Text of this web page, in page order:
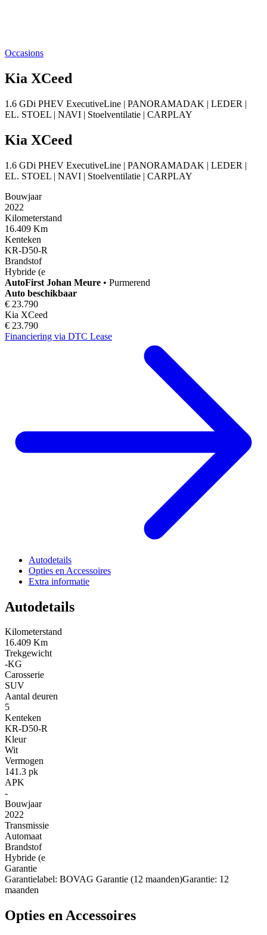
Occasions
Kia XCeed
1.6 GDi PHEV ExecutiveLine | PANORAMADAK | LEDER |
EL. STOEL | NAVI | Stoelventilatie | CARPLAY
Kia XCeed
1.6 GDi PHEV ExecutiveLine | PANORAMADAK | LEDER |
EL. STOEL | NAVI | Stoelventilatie | CARPLAY
Bouwjaar
2022
Kilometerstand
16.409 Km
Kenteken
KR-D50-R
Brandstof
Hybride (e
AutoFirst Johan Meure • Purmerend
Auto beschikbaar
€ 23.790
Kia XCeed
€ 23.790
Financiering via DTC Lease
Autodetails
Opties en Accessoires
Extra informatie
Autodetails
Kilometerstand
16.409 Km
Trekgewicht
-KG
Carosserie
SUV
Aantal deuren
5
Kenteken
KR-D50-R
Kleur
Wit
Vermogen
141.3 pk
APK
-
Bouwjaar
2022
Transmissie
Automaat
Brandstof
Hybride (e
Garantie
Garantielabel: BOVAG Garantie (12 maanden)Garantie: 12
maanden
Opties en Accessoires